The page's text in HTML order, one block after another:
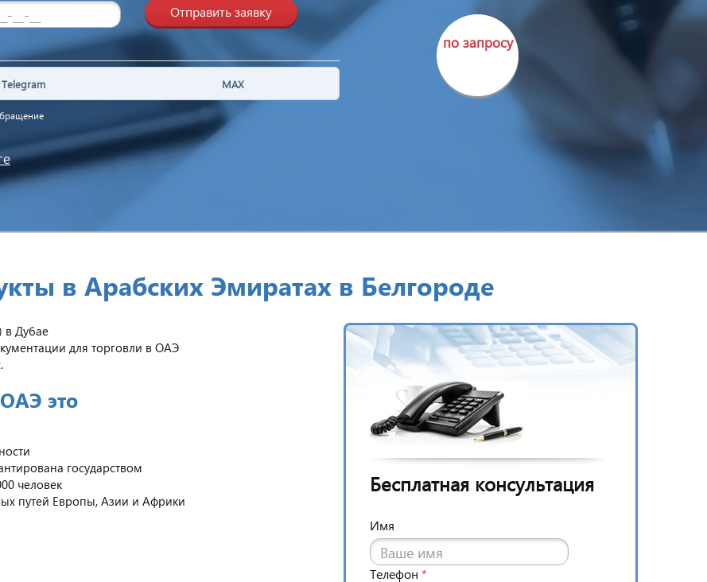
Отправить заявку
Telegram MAX
по запросу
в Арабских Эмиратах в Белгороде
в Дубае
для торговли в ОАЭ
это
государством
человек
путей Европы, Азии и Африки
Бесплатная консультация
Имя
Телефон *